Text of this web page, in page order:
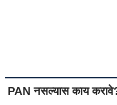
PAN नसल्यास काय